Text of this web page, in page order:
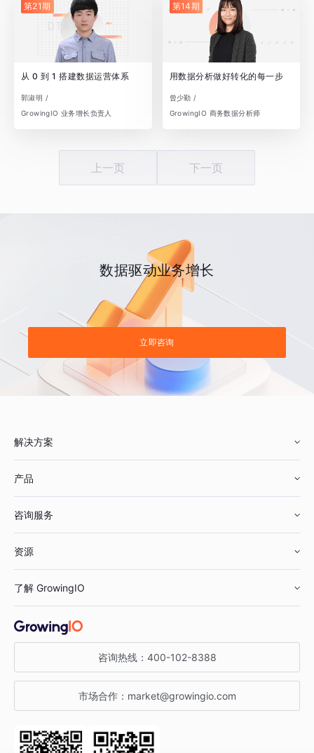
第21期
从 0 到 1 搭建数据运营体系
郭淑明 /
GrowingIO 业务增长负责人
第14期
用数据分析做好转化的每一步
曾少勤 /
GrowingIO 商务数据分析师
上一页 下一页
数据驱动业务增长
立即咨询
解决方案
鞋服行业
汽车行业
金融行业
产品
智能运营
获客分析
咨询服务
资源
增长公开课
增长博客
开发者文档
了解 GrowingIO
关于 GrowingIO
增长大会
行业活动
咨询热线： 400-102-8388
市场合作： market@growingio.com